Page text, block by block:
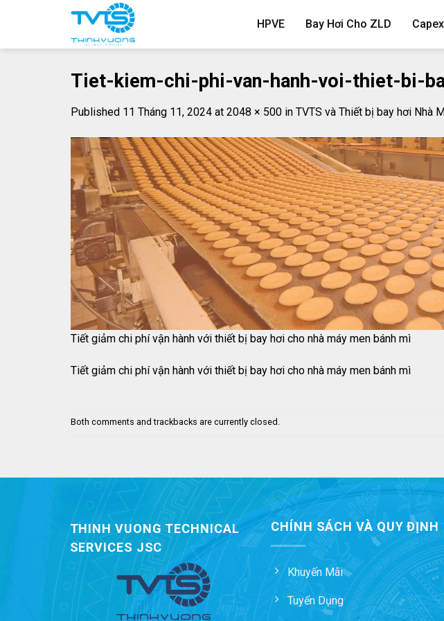
HPVE Bay Hơi Cho ZLD
Tiet-kiem-chi-phi-van-hanh-voi-thiet-bi-
Published 11 Tháng 11, 2024 at 2048 × 500 in TVTS và Thiết bị bay hơi Nhà
Tiết giảm chi phí vận hành với thiết bị bay hơi cho nhà máy men bánh mì
Tiết giảm chi phí vận hành với thiết bị bay hơi cho nhà máy men bánh mì
Both comments and trackbacks are currently closed.
THINH VUONG TECHNICAL
SERVICES JSC
CHÍNH SÁCH VÀ QUY ĐỊNH
Khuyến Mãi
Tuyển Dụng